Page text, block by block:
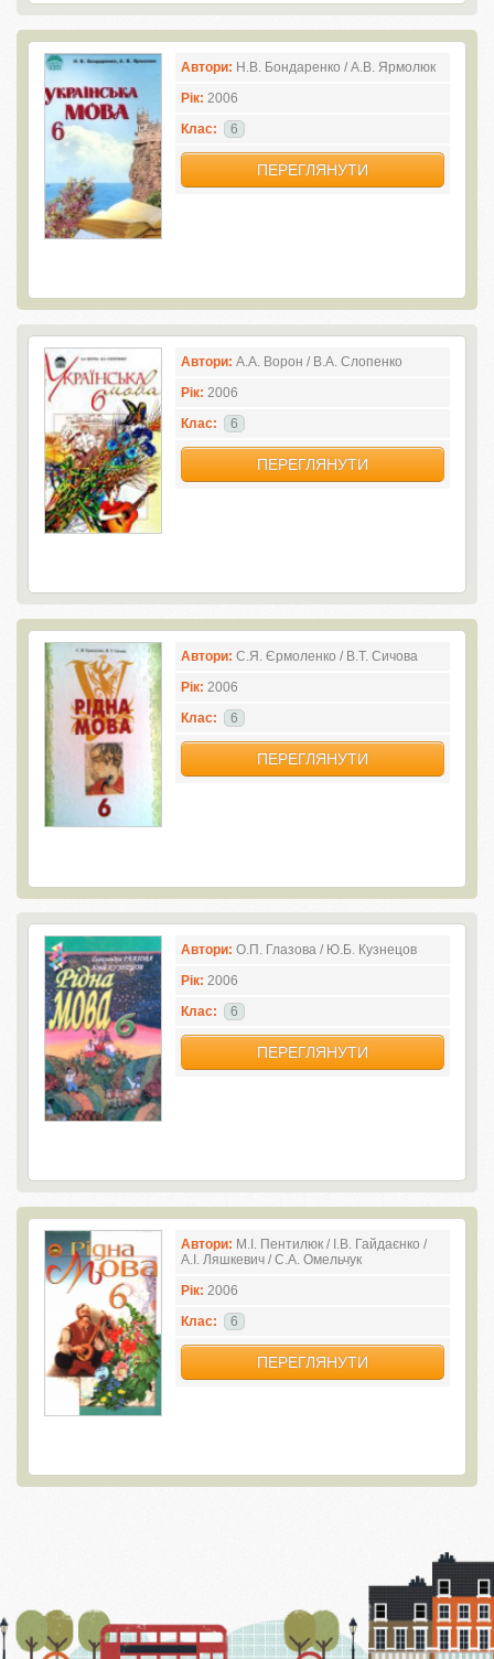
Автори: Н.В. Бондаренко / А.В. Ярмолюк
Рік: 2006
Клас:
6
ПЕРЕГЛЯНУТИ
Автори: А.А. Ворон / В.А. Слопенко
Рік: 2006
Клас:
6
ПЕРЕГЛЯНУТИ
Автори: С.Я. Єрмоленко / В.Т. Сичова
Рік: 2006
Клас:
6
ПЕРЕГЛЯНУТИ
Автори: О.П. Глазова / Ю.Б. Кузнецов
Рік: 2006
Клас:
6
ПЕРЕГЛЯНУТИ
Автори: М.І. Пентилюк / І.В. Гайдаєнко /
А.І. Ляшкевич / С.А. Омельчук
Рік: 2006
Клас:
6
ПЕРЕГЛЯНУТИ